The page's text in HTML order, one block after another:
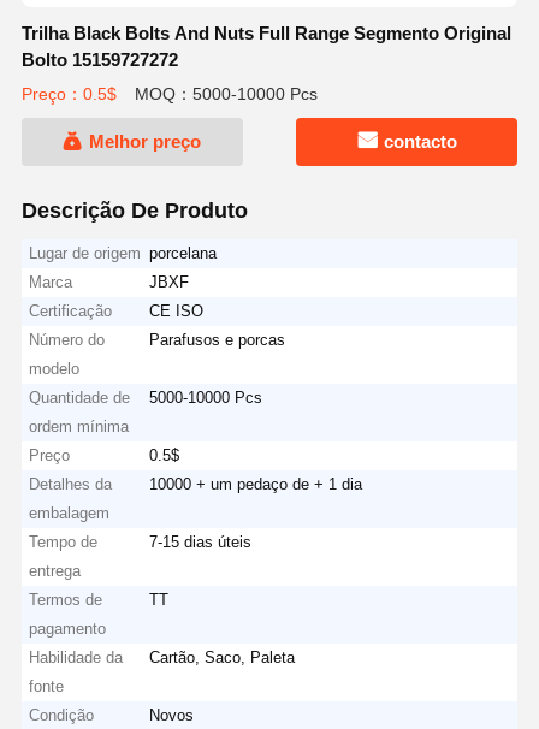
Trilha Black Bolts And Nuts Full Range Segmento Original
Bolto 15159727272
Preço：0.5$ MOQ：5000-10000 Pcs
Melhor preço contacto
Descrição De Produto
Lugar de origem porcelana
Marca
JBXF
Certificação
CE ISO
Número do
modelo
Parafusos e porcas
Quantidade de
ordem mínima
5000-10000 Pcs
Preço
0.5$
Detalhes da
embalagem
10000 + um pedaço de + 1 dia
Tempo de
entrega
7-15 dias úteis
Termos de
pagamento
TT
Habilidade da
fonte
Cartão, Saco, Paleta
Condição
Novos